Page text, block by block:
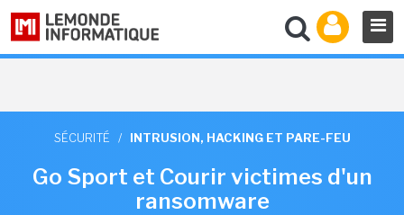
SÉCURITÉ / INTRUSION, HACKING ET PARE-FEU
Go Sport et Courir victimes d'un
ransomware